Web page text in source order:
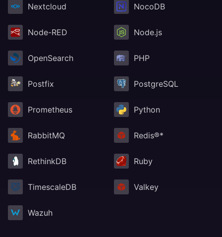
Nextcloud NocoDB
Node-RED Node.js
OpenSearch PHP
Postfix PostgreSQL
Prometheus Python
RabbitMQ Redis®*
RethinkDB Ruby
TimescaleDB Valkey
Wazuh